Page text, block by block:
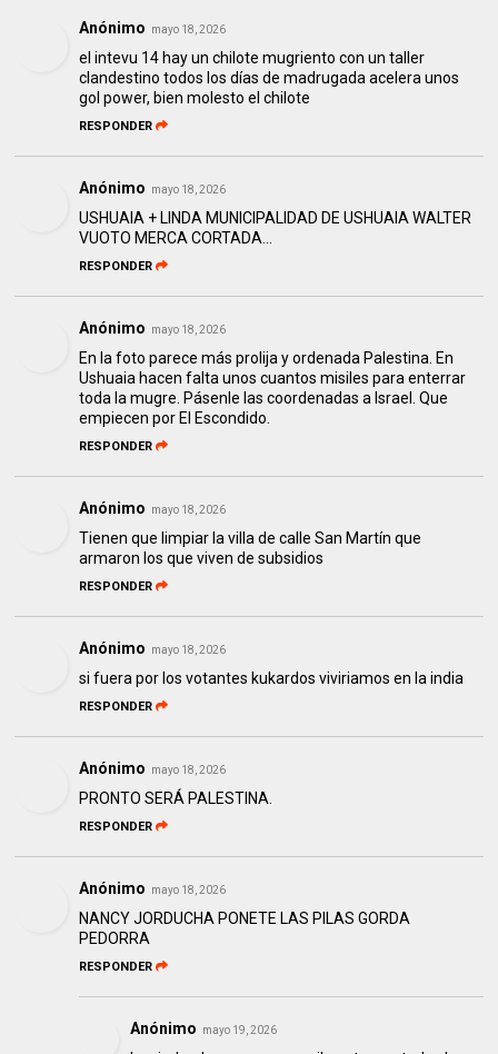
Anónimo mayo 18, 2026
el intevu 14 hay un chilote mugriento con un taller
clandestino todos los días de madrugada acelera unos
gol power, bien molesto el chilote
RESPONDER
Anónimo mayo 18, 2026
USHUAIA + LINDA MUNICIPALIDAD DE USHUAIA WALTER
VUOTO MERCA CORTADA...
RESPONDER
Anónimo mayo 18, 2026
En la foto parece más prolija y ordenada Palestina. En
Ushuaia hacen falta unos cuantos misiles para enterrar
toda la mugre. Pásenle las coordenadas a Israel. Que
empiecen por El Escondido.
RESPONDER
Anónimo mayo 18, 2026
Tienen que limpiar la villa de calle San Martín que
armaron los que viven de subsidios
RESPONDER
Anónimo mayo 18, 2026
si fuera por los votantes kukardos viviriamos en la india
RESPONDER
Anónimo mayo 18, 2026
PRONTO SERÁ PALESTINA.
RESPONDER
Anónimo mayo 18, 2026
NANCY JORDUCHA PONETE LAS PILAS GORDA
PEDORRA
RESPONDER
Anónimo mayo 19, 2026